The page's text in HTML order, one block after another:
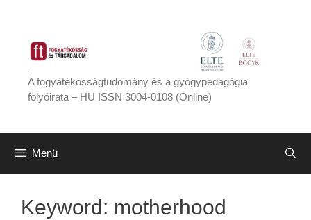
tartalomba
A fogyatékosságtudomány és a gyógypedagógia
folyóirata – HU ISSN 3004-0108 (Online)
Menü
Keyword: motherhood